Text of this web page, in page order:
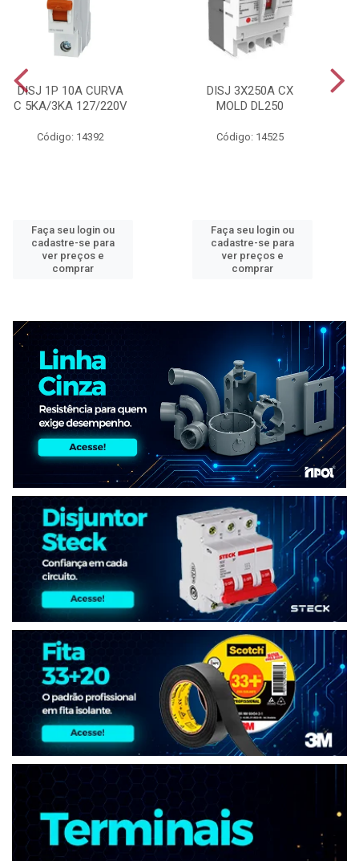
DISJ 1P 10A CURVA
C 5KA/3KA 127/220V
Código: 14392
Faça seu login ou
cadastre-se para
ver preços e
comprar
DISJ 3X250A CX
MOLD DL250
Código: 14525
Faça seu login ou
cadastre-se para
ver preços e
comprar